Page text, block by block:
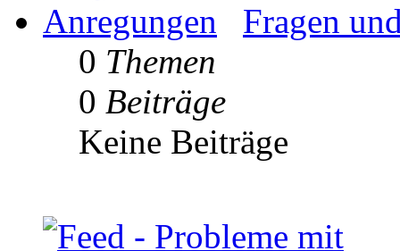
Fragen
0 Themen
0 Beiträge
Keine Beiträge